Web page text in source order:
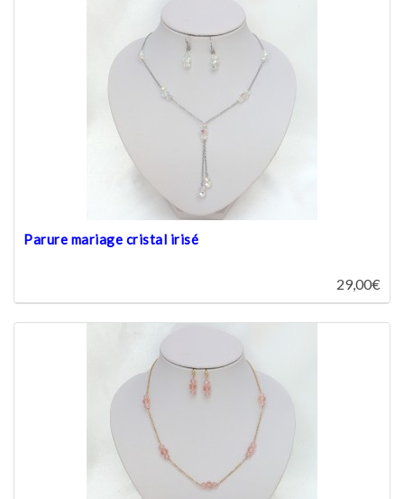
Parure mariage cristal irisé
29,00€